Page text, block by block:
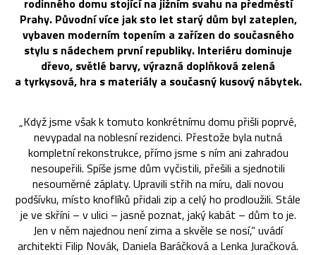
Prahy. Původní více jak sto let starý dům byl zateplen,
vybaven moderním topením a zařízen do současného
stylu s nádechem první republiky. Interiéru dominuje
dřevo, světlé barvy, výrazná doplňková zelená
a tyrkysová, hra s materiály a současný kusový nábytek.
„Když jsme však k tomuto konkrétnímu domu přišli poprvé,
nevypadal na noblesní rezidenci. Přestože byla nutná
kompletní rekonstrukce, přímo jsme s ním ani zahradou
nesoupeřili. Spíše jsme dům vyčistili, přešili a sjednotili
nesouměrné záplaty. Upravili střih na míru, dali novou
podšívku, místo knoflíků přidali zip a celý ho prodloužili. Stále
je ve skříni – v ulici – jasně poznat, jaký kabát – dům to je.
Jen v něm najednou není zima a skvěle se nosí,“ uvádí
architekti Filip Novák, Daniela Baráčková a Lenka Juračková.